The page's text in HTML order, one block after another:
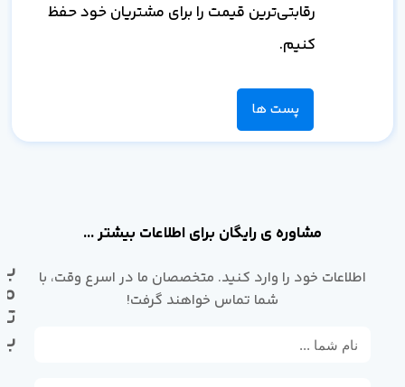
رقابتی‌ترین قیمت را برای مشتریان خود حفظ
کنیم.
پست ها
مشاوره ی رایگان برای اطلاعات بیشتر ...
اطلاعات خود را وارد کنید. متخصصان ما در اسرع وقت، با
شما تماس خواهند گرفت!
با